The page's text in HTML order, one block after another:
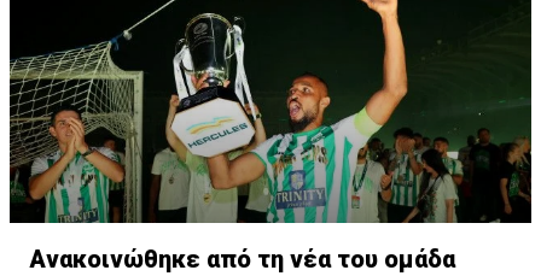
Ανακοινώθηκε από τη νέα του ομάδα